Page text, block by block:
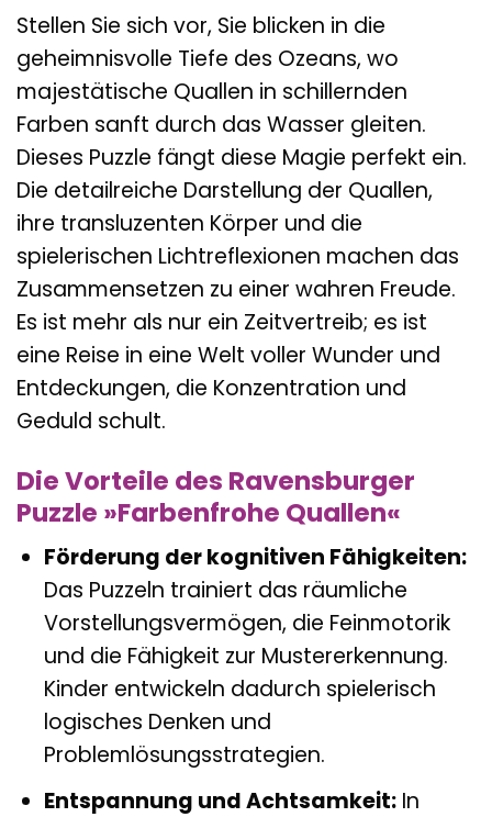
Stellen Sie sich vor, Sie blicken in die
geheimnisvolle Tiefe des Ozeans, wo
majestätische Quallen in schillernden
Farben sanft durch das Wasser gleiten.
Dieses Puzzle fängt diese Magie perfekt ein.
Die detailreiche Darstellung der Quallen,
ihre transluzenten Körper und die
spielerischen Lichtreflexionen machen das
Zusammensetzen zu einer wahren Freude.
Es ist mehr als nur ein Zeitvertreib; es ist
eine Reise in eine Welt voller Wunder und
Entdeckungen, die Konzentration und
Geduld schult.
Die Vorteile des Ravensburger
Puzzle »Farbenfrohe Quallen«
Förderung der kognitiven Fähigkeiten:
Das Puzzeln trainiert das räumliche
Vorstellungsvermögen, die Feinmotorik
und die Fähigkeit zur Mustererkennung.
Kinder entwickeln dadurch spielerisch
logisches Denken und
Problemlösungsstrategien.
Entspannung und Achtsamkeit:In